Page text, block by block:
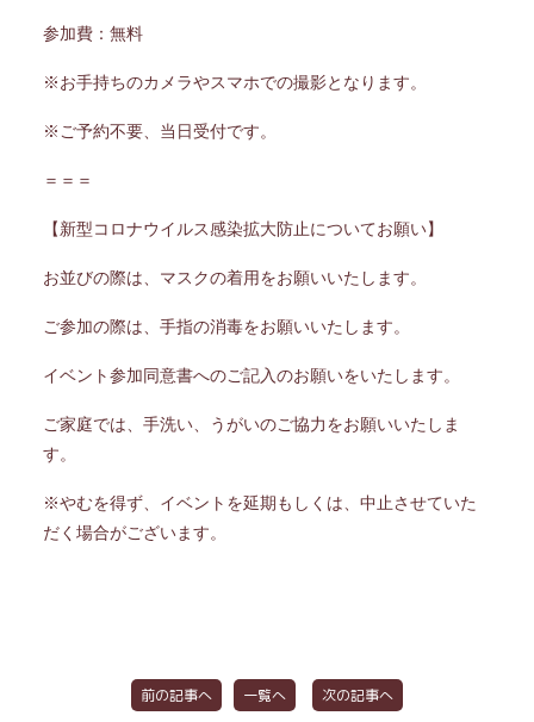
参加費：無料
※お手持ちのカメラやスマホでの撮影となります。
※ご予約不要、当日受付です。
＝＝＝
【新型コロナウイルス感染拡大防止についてお願い】
お並びの際は、マスクの着用をお願いいたします。
ご参加の際は、手指の消毒をお願いいたします。
イベント参加同意書へのご記入のお願いをいたします。
ご家庭では、手洗い、うがいのご協力をお願いいたしま
す。
※やむを得ず、イベントを延期もしくは、中止させていた
だく場合がございます。
前の記事へ 一覧へ 次の記事へ